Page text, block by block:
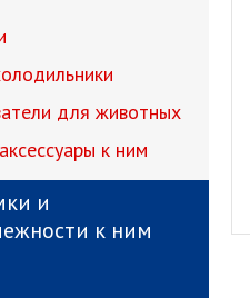
для животных
к ним
и
к ним